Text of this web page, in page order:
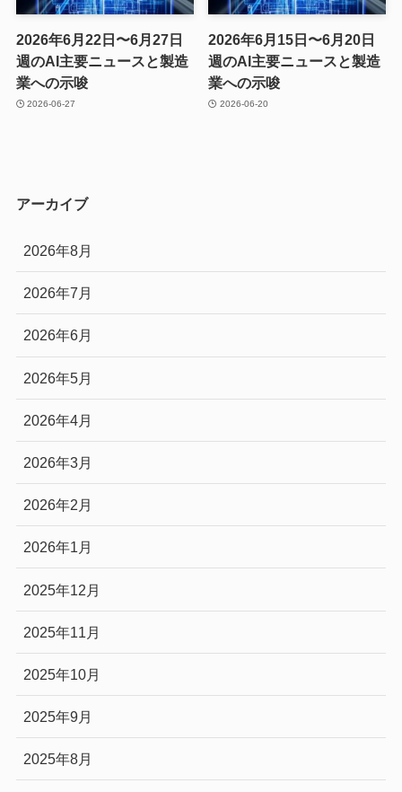
2026年6月22日〜6月27日
週のAI主要ニュースと製造
業への示唆
2026-06-27
2026年6月15日〜6月20日
週のAI主要ニュースと製造
業への示唆
2026-06-20
アーカイブ
2026年8月
2026年7月
2026年6月
2026年5月
2026年4月
2026年3月
2026年2月
2026年1月
2025年12月
2025年11月
2025年10月
2025年9月
2025年8月